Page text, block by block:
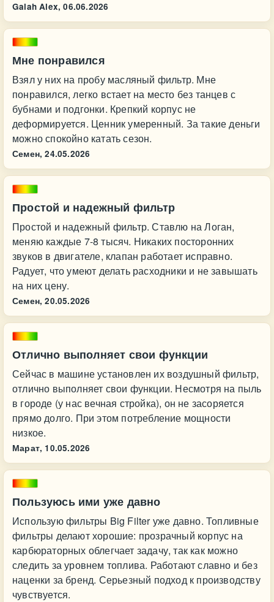
Galah Alex, 06.06.2026
Мне понравился
Взял у них на пробу масляный фильтр. Мне
понравился, легко встает на место без танцев с
бубнами и подгонки. Крепкий корпус не
деформируется. Ценник умеренный. За такие деньги
можно спокойно катать сезон.
Семен, 24.05.2026
Простой и надежный фильтр
Простой и надежный фильтр. Ставлю на Логан,
меняю каждые 7-8 тысяч. Никаких посторонних
звуков в двигателе, клапан работает исправно.
Радует, что умеют делать расходники и не завышать
на них цену.
Семен, 20.05.2026
Отлично выполняет свои функции
Сейчас в машине установлен их воздушный фильтр,
отлично выполняет свои функции. Несмотря на пыль
в городе (у нас вечная стройка), он не засоряется
прямо долго. При этом потребление мощности
низкое.
Марат, 10.05.2026
Пользуюсь ими уже давно
Использую фильтры Big Filter уже давно. Топливные
фильтры делают хорошие: прозрачный корпус на
карбюраторных облегчает задачу, так как можно
следить за уровнем топлива. Работают славно и без
наценки за бренд. Серьезный подход к производству
чувствуется.